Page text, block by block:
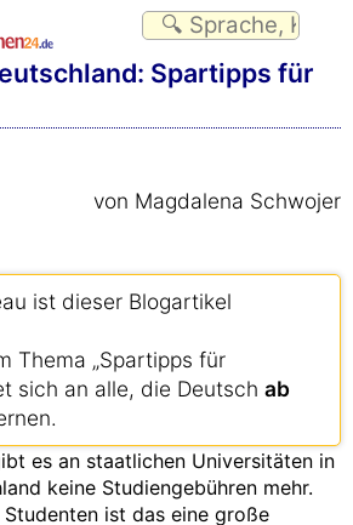
Spartipps für
von Magdalena Schwojer
ist dieser Blogartikel
Thema „Spartipps für
sich an alle, die Deutsch ab
es an staatlichen Universitäten in
keine Studiengebühren mehr.
ist das eine große